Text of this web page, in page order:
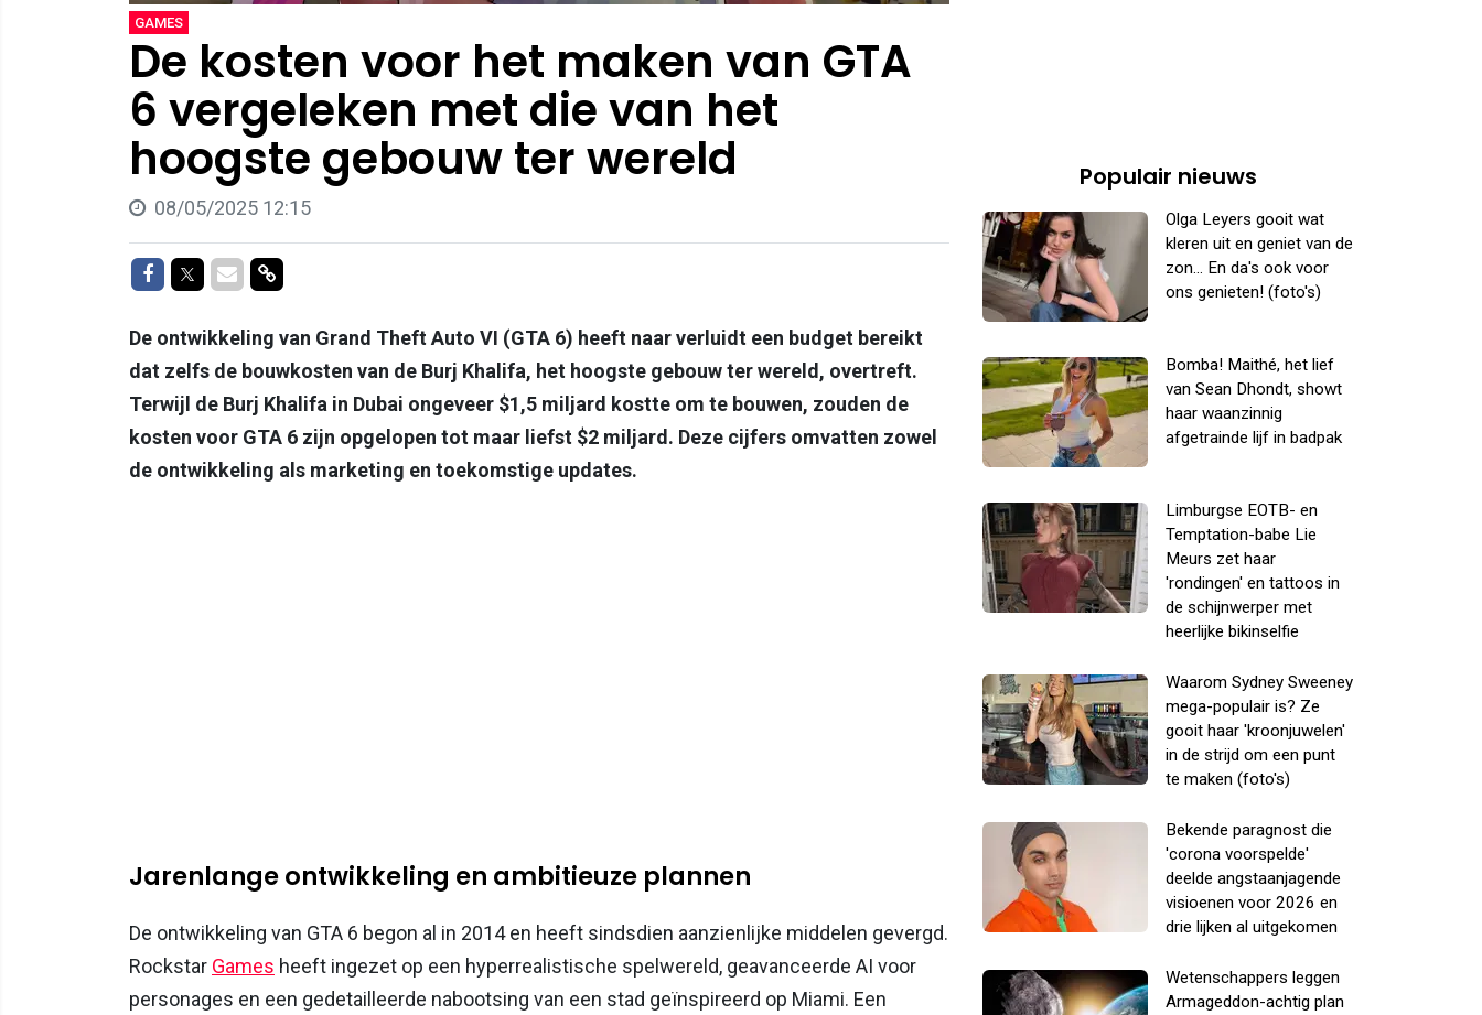
GAMES
De kosten voor het maken van GTA
6 vergeleken met die van het
hoogste gebouw ter wereld
08/05/2025 12:15
Delen op Facebook
Delen op Twitter
Delen via Mail
Delen via link
De ontwikkeling van Grand Theft Auto VI (GTA 6) heeft naar verluidt een budget bereikt
dat zelfs de bouwkosten van de Burj Khalifa, het hoogste gebouw ter wereld, overtreft.
Terwijl de Burj Khalifa in Dubai ongeveer $1,5 miljard kostte om te bouwen, zouden de
kosten voor GTA 6 zijn opgelopen tot maar liefst $2 miljard. Deze cijfers omvatten zowel
de ontwikkeling als marketing en toekomstige updates.
Jarenlange ontwikkeling en ambitieuze plannen
De ontwikkeling van GTA 6 begon al in 2014 en heeft sindsdien aanzienlijke middelen gevergd.
Rockstar Games heeft ingezet op een hyperrealistische spelwereld, geavanceerde AI voor
personages en een gedetailleerde nabootsing van een stad geïnspireerd op Miami. Een
Populair nieuws
Olga Leyers gooit wat
kleren uit en geniet van de
zon... En da's ook voor
ons genieten! (foto's)
Bomba! Maithé, het lief
van Sean Dhondt, showt
haar waanzinnig
afgetrainde lijf in badpak
Limburgse EOTB- en
Temptation-babe Lie
Meurs zet haar
'rondingen' en tattoos in
de schijnwerper met
heerlijke bikinselfie
Waarom Sydney Sweeney
mega-populair is? Ze
gooit haar 'kroonjuwelen'
in de strijd om een punt
te maken (foto's)
Bekende paragnost die
'corona voorspelde'
deelde angstaanjagende
visioenen voor 2026 en
drie lijken al uitgekomen
Wetenschappers leggen
Armageddon-achtig plan